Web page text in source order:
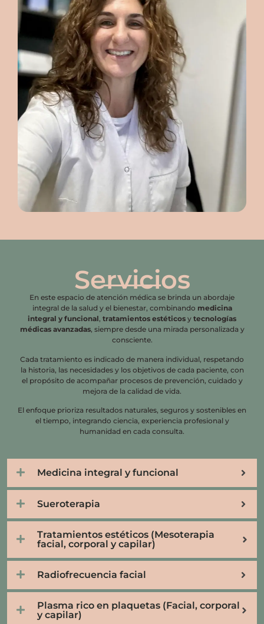
Servicios
En este espacio de atención médica se brinda un abordaje
integral de la salud y el bienestar, combinando medicina
integral y funcional, tratamientos estéticos y tecnologías
médicas avanzadas, siempre desde una mirada personalizada y
consciente.
Cada tratamiento es indicado de manera individual, respetando
la historia, las necesidades y los objetivos de cada paciente, con
el propósito de acompañar procesos de prevención, cuidado y
mejora de la calidad de vida.
El enfoque prioriza resultados naturales, seguros y sostenibles en
el tiempo, integrando ciencia, experiencia profesional y
humanidad en cada consulta.
Medicina integral y funcional
Sueroterapia
Tratamientos estéticos (Mesoterapia
facial, corporal y capilar)
Radiofrecuencia facial
Plasma rico en plaquetas (Facial, corporal
y capilar)